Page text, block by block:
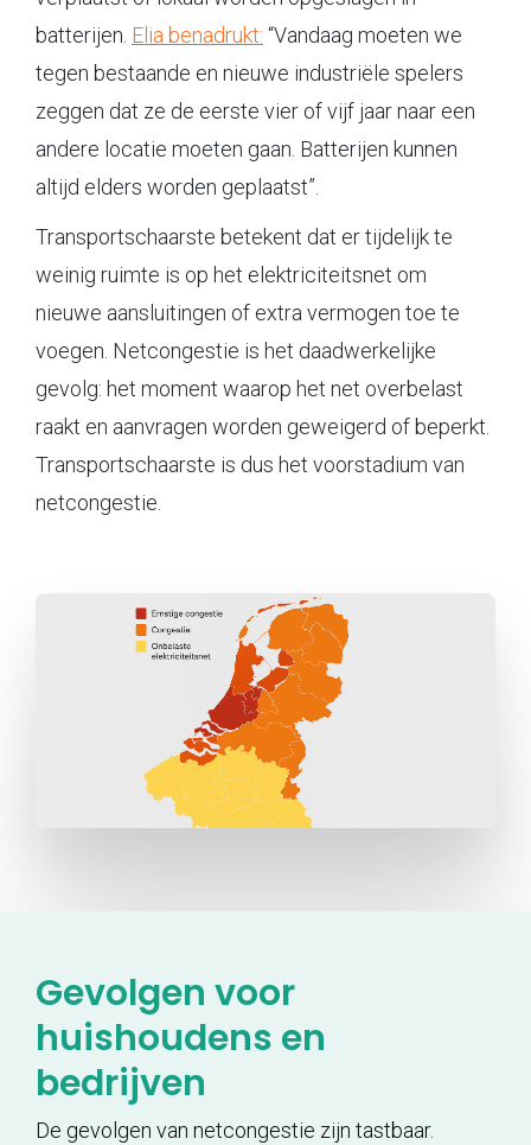
batterijen. Elia benadrukt: “Vandaag moeten we
tegen bestaande en nieuwe industriële spelers
zeggen dat ze de eerste vier of vijf jaar naar een
andere locatie moeten gaan. Batterijen kunnen
altijd elders worden geplaatst”.
Transportschaarste betekent dat er tijdelijk te
weinig ruimte is op het elektriciteitsnet om
nieuwe aansluitingen of extra vermogen toe te
voegen. Netcongestie is het daadwerkelijke
gevolg: het moment waarop het net overbelast
raakt en aanvragen worden geweigerd of beperkt.
Transportschaarste is dus het voorstadium van
netcongestie.
Gevolgen voor
huishoudens en
bedrijven
De gevolgen van netcongestie zijn tastbaar.